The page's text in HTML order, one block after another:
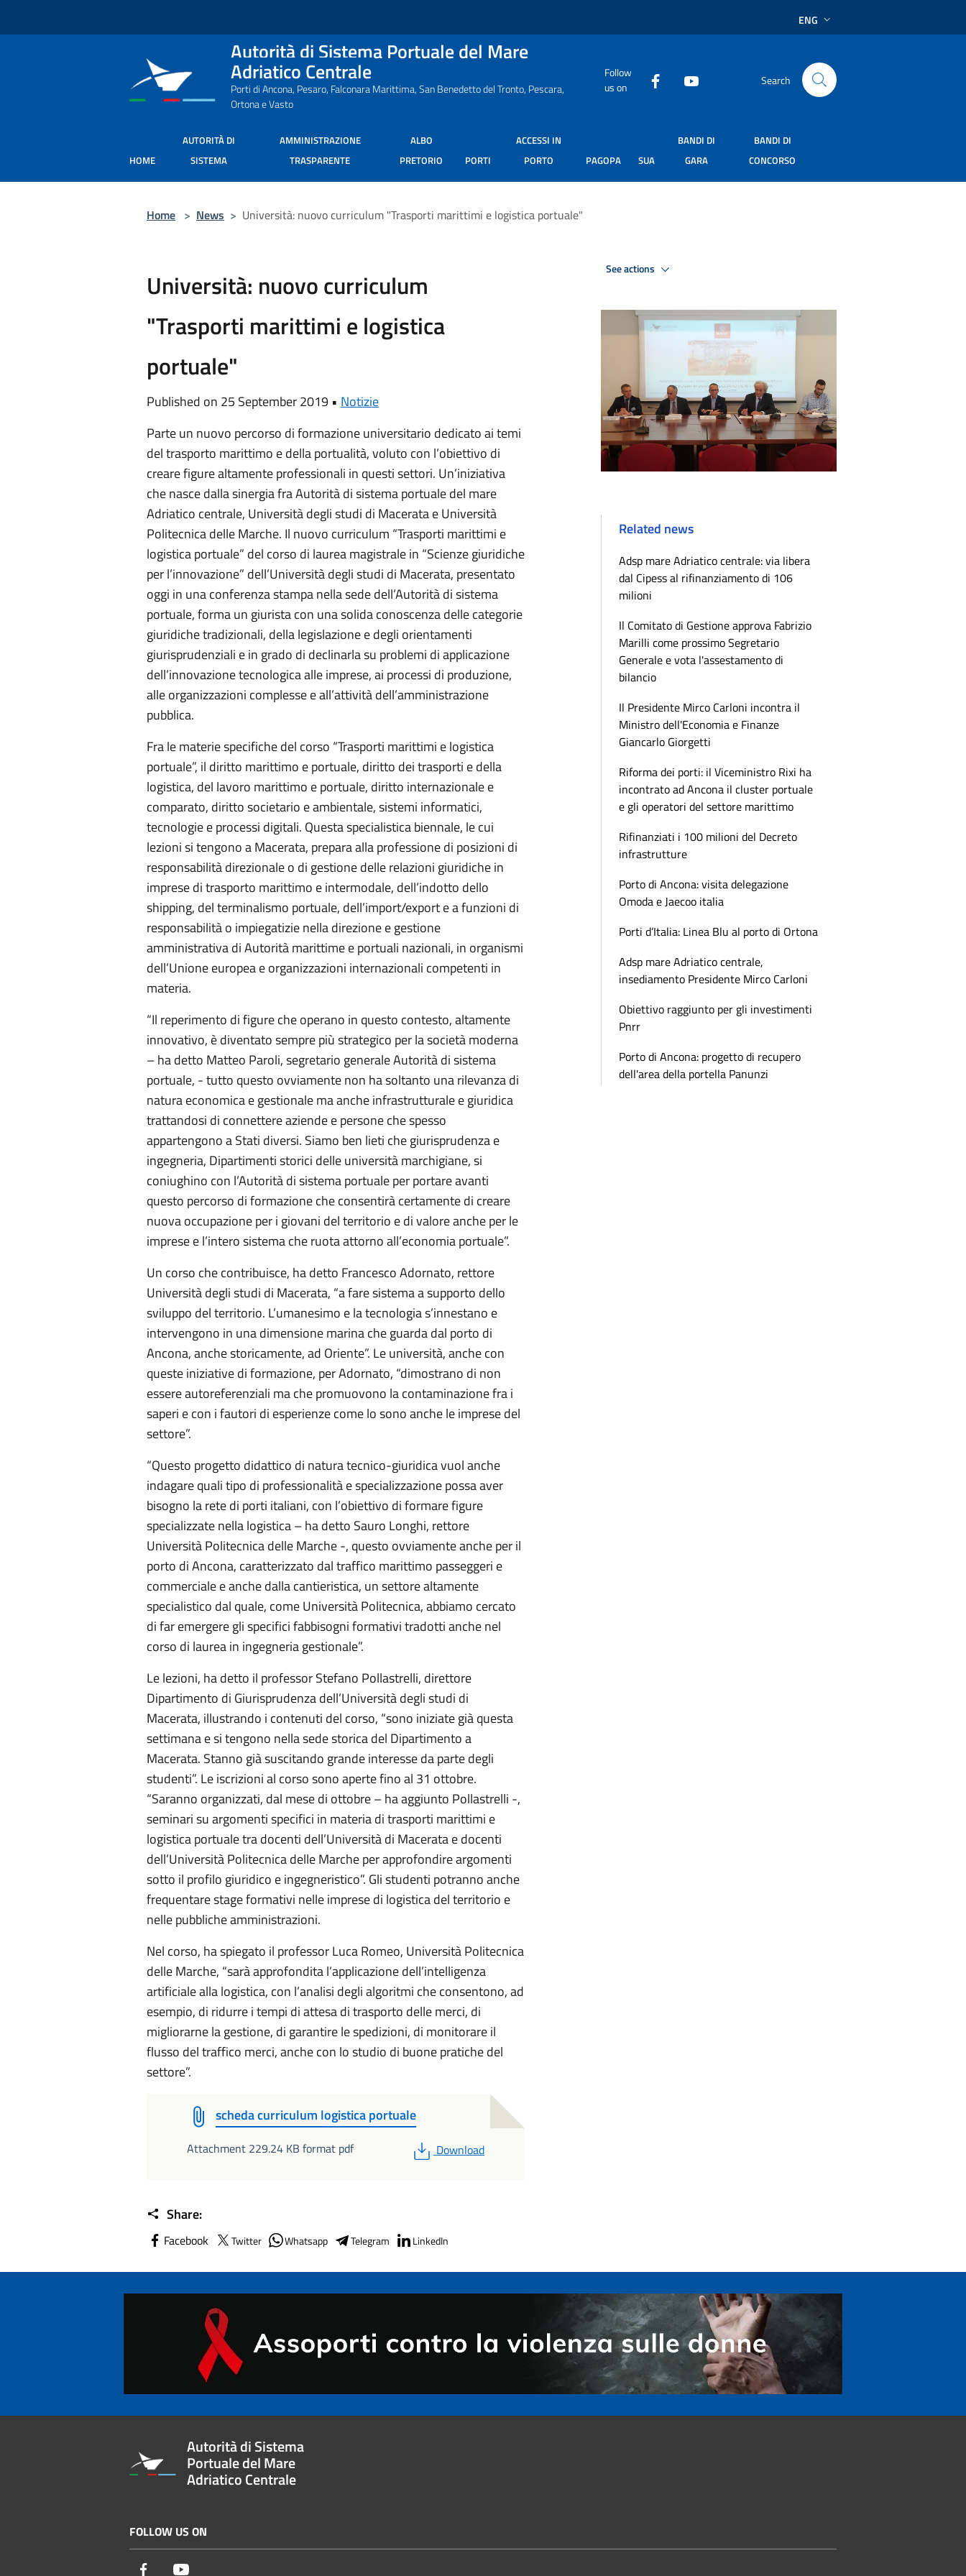
ENG
Autorità di Sistema Portuale del Mare
Adriatico Centrale
Porti di Ancona, Pesaro, Falconara Marittima, San Benedetto del Tronto, Pescara,
Ortona e Vasto
Follow
us on
Search
HOME
AUTORITÀ DI
SISTEMA
AMMINISTRAZIONE
TRASPARENTE
ALBO
PRETORIO
PORTI
ACCESSI IN
PORTO
PAGOPA SUA
BANDI DI
GARA
BANDI DI
CONCORSO
Home > News > Università: nuovo curriculum "Trasporti marittimi e logistica portuale"
Università: nuovo curriculum
"Trasporti marittimi e logistica
portuale"
Published on 25 September 2019 • Notizie
Parte un nuovo percorso di formazione universitario dedicato ai temi
del trasporto marittimo e della portualità, voluto con l’obiettivo di
creare figure altamente professionali in questi settori. Un’iniziativa
che nasce dalla sinergia fra Autorità di sistema portuale del mare
Adriatico centrale, Università degli studi di Macerata e Università
Politecnica delle Marche. Il nuovo curriculum “Trasporti marittimi e
logistica portuale” del corso di laurea magistrale in “Scienze giuridiche
per l’innovazione” dell’Università degli studi di Macerata, presentato
oggi in una conferenza stampa nella sede dell’Autorità di sistema
portuale, forma un giurista con una solida conoscenza delle categorie
giuridiche tradizionali, della legislazione e degli orientamenti
giurisprudenziali e in grado di declinarla su problemi di applicazione
dell’innovazione tecnologica alle imprese, ai processi di produzione,
alle organizzazioni complesse e all’attività dell’amministrazione
pubblica.
Fra le materie specifiche del corso “Trasporti marittimi e logistica
portuale”, il diritto marittimo e portuale, diritto dei trasporti e della
logistica, del lavoro marittimo e portuale, diritto internazionale e
comparato, diritto societario e ambientale, sistemi informatici,
tecnologie e processi digitali. Questa specialistica biennale, le cui
lezioni si tengono a Macerata, prepara alla professione di posizioni di
responsabilità direzionale o di gestione delle relazioni giuridiche in
imprese di trasporto marittimo e intermodale, dell’indotto dello
shipping, del terminalismo portuale, dell’import/export e a funzioni di
responsabilità o impiegatizie nella direzione e gestione
amministrativa di Autorità marittime e portuali nazionali, in organismi
dell’Unione europea e organizzazioni internazionali competenti in
materia.
“Il reperimento di figure che operano in questo contesto, altamente
innovativo, è diventato sempre più strategico per la società moderna
– ha detto Matteo Paroli, segretario generale Autorità di sistema
portuale, - tutto questo ovviamente non ha soltanto una rilevanza di
natura economica e gestionale ma anche infrastrutturale e giuridica
trattandosi di connettere aziende e persone che spesso
appartengono a Stati diversi. Siamo ben lieti che giurisprudenza e
ingegneria, Dipartimenti storici delle università marchigiane, si
coniughino con l’Autorità di sistema portuale per portare avanti
questo percorso di formazione che consentirà certamente di creare
nuova occupazione per i giovani del territorio e di valore anche per le
imprese e l’intero sistema che ruota attorno all’economia portuale”.
Un corso che contribuisce, ha detto Francesco Adornato, rettore
Università degli studi di Macerata, “a fare sistema a supporto dello
sviluppo del territorio. L’umanesimo e la tecnologia s’innestano e
intervengono in una dimensione marina che guarda dal porto di
Ancona, anche storicamente, ad Oriente”. Le università, anche con
queste iniziative di formazione, per Adornato, “dimostrano di non
essere autoreferenziali ma che promuovono la contaminazione fra i
saperi e con i fautori di esperienze come lo sono anche le imprese del
settore”.
“Questo progetto didattico di natura tecnico-giuridica vuol anche
indagare quali tipo di professionalità e specializzazione possa aver
bisogno la rete di porti italiani, con l’obiettivo di formare figure
specializzate nella logistica – ha detto Sauro Longhi, rettore
Università Politecnica delle Marche -, questo ovviamente anche per il
porto di Ancona, caratterizzato dal traffico marittimo passeggeri e
commerciale e anche dalla cantieristica, un settore altamente
specialistico dal quale, come Università Politecnica, abbiamo cercato
di far emergere gli specifici fabbisogni formativi tradotti anche nel
corso di laurea in ingegneria gestionale”.
Le lezioni, ha detto il professor Stefano Pollastrelli, direttore
Dipartimento di Giurisprudenza dell’Università degli studi di
Macerata, illustrando i contenuti del corso, “sono iniziate già questa
settimana e si tengono nella sede storica del Dipartimento a
Macerata. Stanno già suscitando grande interesse da parte degli
studenti”. Le iscrizioni al corso sono aperte fino al 31 ottobre.
“Saranno organizzati, dal mese di ottobre – ha aggiunto Pollastrelli -,
seminari su argomenti specifici in materia di trasporti marittimi e
logistica portuale tra docenti dell’Università di Macerata e docenti
dell’Università Politecnica delle Marche per approfondire argomenti
sotto il profilo giuridico e ingegneristico”. Gli studenti potranno anche
frequentare stage formativi nelle imprese di logistica del territorio e
nelle pubbliche amministrazioni.
Nel corso, ha spiegato il professor Luca Romeo, Università Politecnica
delle Marche, “sarà approfondita l’applicazione dell’intelligenza
artificiale alla logistica, con l’analisi degli algoritmi che consentono, ad
esempio, di ridurre i tempi di attesa di trasporto delle merci, di
migliorarne la gestione, di garantire le spedizioni, di monitorare il
flusso del traffico merci, anche con lo studio di buone pratiche del
settore”.
scheda curriculum logistica portuale
Attachment 229.24 KB format pdf PDF
Download
Share:
Facebook Twitter Whatsapp Telegram LinkedIn
See actions
Related news
Adsp mare Adriatico centrale: via libera
dal Cipess al rifinanziamento di 106
milioni
Il Comitato di Gestione approva Fabrizio
Marilli come prossimo Segretario
Generale e vota l'assestamento di
bilancio
Il Presidente Mirco Carloni incontra il
Ministro dell'Economia e Finanze
Giancarlo Giorgetti
Riforma dei porti: il Viceministro Rixi ha
incontrato ad Ancona il cluster portuale
e gli operatori del settore marittimo
Rifinanziati i 100 milioni del Decreto
infrastrutture
Porto di Ancona: visita delegazione
Omoda e Jaecoo italia
Porti d’Italia: Linea Blu al porto di Ortona
Adsp mare Adriatico centrale,
insediamento Presidente Mirco Carloni
Obiettivo raggiunto per gli investimenti
Pnrr
Porto di Ancona: progetto di recupero
dell'area della portella Panunzi
Autorità di Sistema
Portuale del Mare
Adriatico Centrale
FOLLOW US ON
Facebook